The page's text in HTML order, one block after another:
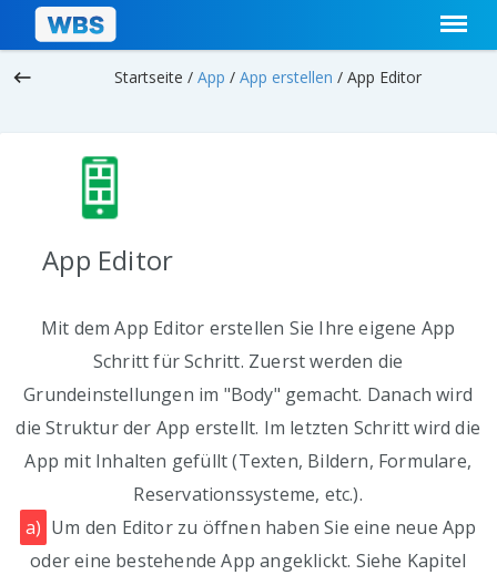
keyboard_backspace Startseite /App / App erstellen / App Editor
App Editor
Mit dem App Editor erstellen Sie Ihre eigene App
Schritt für Schritt. Zuerst werden die
Grundeinstellungen im "Body" gemacht. Danach wird
die Struktur der App erstellt. Im letzten Schritt wird die
App mit Inhalten gefüllt (Texten, Bildern, Formulare,
Reservationssysteme, etc.).
a) Um den Editor zu öffnen haben Sie eine neue App
oder eine bestehende App angeklickt. Siehe Kapitel